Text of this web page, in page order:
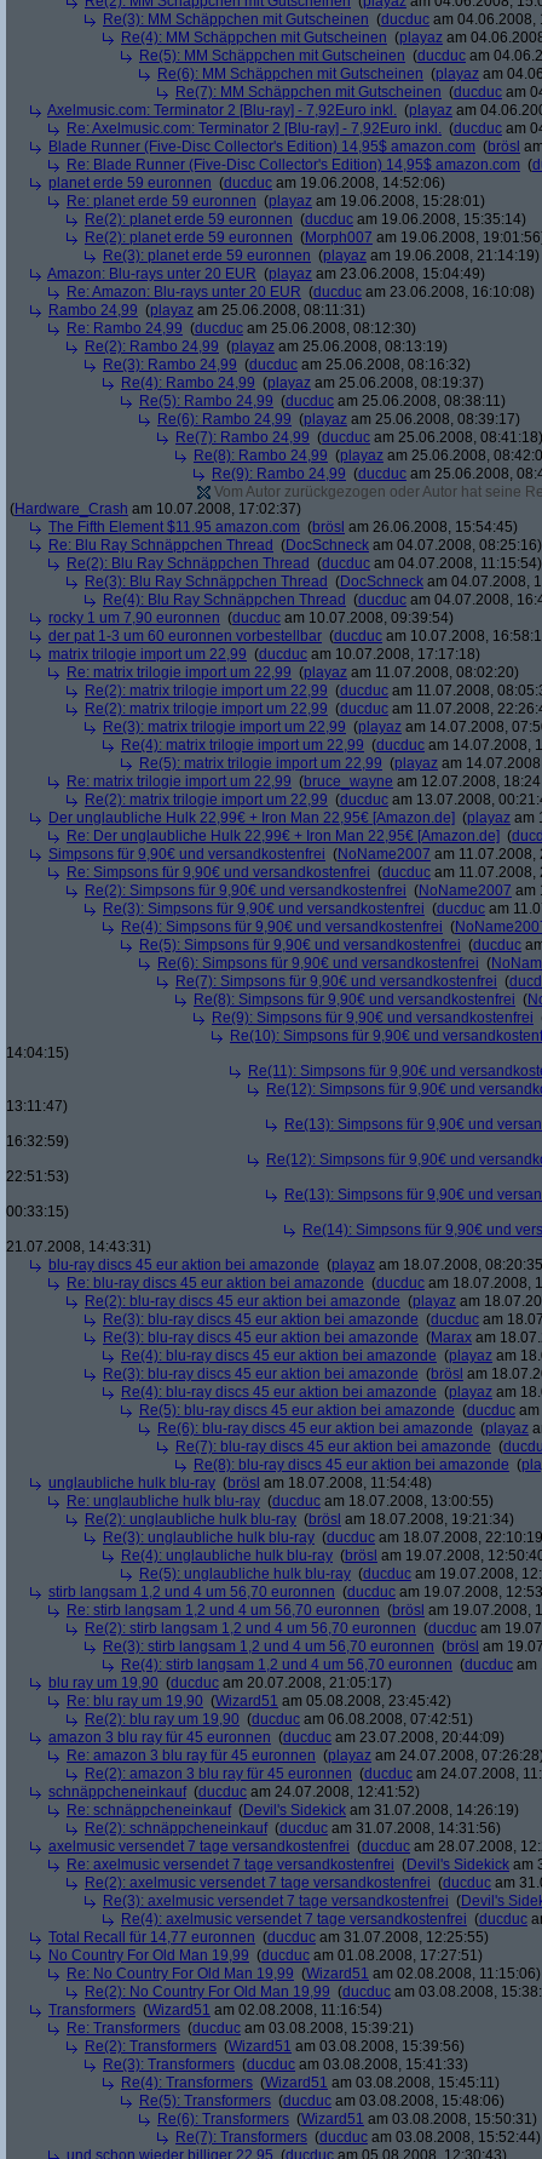
Re(3): MM Schäppchen mit Gutscheinen (ducduc am 04.06.2008,
Re(4): MM Schäppchen mit Gutscheinen (playaz am
Re(5): MM Schäppchen mit Gutscheinen (ducduc am
Re(6): MM Schäppchen mit Gutscheinen (playaz am
Re(7): MM Schäppchen mit Gutscheinen (ducduc am
Axelmusic.com: Terminator 2 [Blu-ray] - 7,92Euro inkl. (playaz am
Re: Axelmusic.com: Terminator 2 [Blu-ray] - 7,92Euro inkl. (ducduc am
Blade Runner (Five-Disc Collector's Edition) 14,95$ amazon.com (brösl
Re: Blade Runner (Five-Disc Collector's Edition) 14,95$ amazon.com (
planet erde 59 euronnen (ducduc am 19.06.2008, 14:52:06)
Re: planet erde 59 euronnen (playaz am 19.06.2008, 15:28:01)
Re(2): planet erde 59 euronnen (ducduc am 19.06.2008, 15:35:14)
Re(2): planet erde 59 euronnen (Morph007 am 19.06.2008,
Re(3): planet erde 59 euronnen (playaz am 19.06.2008, 21:14:19)
Amazon: Blu-rays unter 20 EUR (playaz am 23.06.2008, 15:04:49)
Re: Amazon: Blu-rays unter 20 EUR (ducduc am 23.06.2008, 16:10:08)
Rambo 24,99 (playaz am 25.06.2008, 08:11:31)
Re: Rambo 24,99 (ducduc am 25.06.2008, 08:12:30)
Re(2): Rambo 24,99 (playaz am 25.06.2008, 08:13:19)
Re(3): Rambo 24,99 (ducduc am 25.06.2008, 08:16:32)
Re(4): Rambo 24,99 (playaz am 25.06.2008, 08:19:37)
Re(5): Rambo 24,99 (ducduc am 25.06.2008, 08:38:11)
Re(6): Rambo 24,99 (playaz am 25.06.2008, 08:39:17)
Re(7): Rambo 24,99 (ducduc am 25.06.2008, 08:41:18)
Re(8): Rambo 24,99 (playaz am 25.06.2008,
Re(9): Rambo 24,99 (ducduc am 25.06.2008,
Vom Autor zurückgezogen oder Autor hat seine
(Hardware_Crash am 10.07.2008, 17:02:37)
The Fifth Element $11.95 amazon.com (brösl am 26.06.2008, 15:54:45)
Re: Blu Ray Schnäppchen Thread (DocSchneck am 04.07.2008, 08:25:16)
Re(2): Blu Ray Schnäppchen Thread (ducduc am 04.07.2008, 11:15:54)
Re(3): Blu Ray Schnäppchen Thread (DocSchneck am 04.07.2008,
Re(4): Blu Ray Schnäppchen Thread (ducduc am 04.07.2008,
rocky 1 um 7,90 euronnen (ducduc am 10.07.2008, 09:39:54)
der pat 1-3 um 60 euronnen vorbestellbar (ducduc am 10.07.2008,
matrix trilogie import um 22,99 (ducduc am 10.07.2008, 17:17:18)
Re: matrix trilogie import um 22,99 (playaz am 11.07.2008, 08:02:20)
Re(2): matrix trilogie import um 22,99 (ducduc am 11.07.2008,
Re(2): matrix trilogie import um 22,99 (ducduc am 11.07.2008,
Re(3): matrix trilogie import um 22,99 (playaz am 14.07.2008,
Re(4): matrix trilogie import um 22,99 (ducduc am 14.07.2008,
Re(5): matrix trilogie import um 22,99 (playaz am
Re: matrix trilogie import um 22,99 (bruce_wayne am 12.07.2008,
Re(2): matrix trilogie import um 22,99 (ducduc am 13.07.2008,
Der unglaubliche Hulk 22,99€ + Iron Man 22,95€ [Amazon.de] (playaz am
Re: Der unglaubliche Hulk 22,99€ + Iron Man 22,95€ [Amazon.de] (
Simpsons für 9,90€ und versandkostenfrei (NoName2007 am 11.07.2008,
Re: Simpsons für 9,90€ und versandkostenfrei (ducduc am 11.07.2008,
Re(2): Simpsons für 9,90€ und versandkostenfrei (NoName2007 am
Re(3): Simpsons für 9,90€ und versandkostenfrei (ducduc am
Re(4): Simpsons für 9,90€ und versandkostenfrei (
Re(5): Simpsons für 9,90€ und versandkostenfrei (ducduc
Re(6): Simpsons für 9,90€ und versandkostenfrei (
Re(7): Simpsons für 9,90€ und versandkostenfrei (
Re(8): Simpsons für 9,90€ und versandkostenfrei (
Re(9): Simpsons für 9,90€ und versandkostenfrei
Re(10): Simpsons für 9,90€ und
14:04:15)
Re(11): Simpsons für 9,90€ und
Re(12): Simpsons für 9,90€ und
13:11:47)
Re(13): Simpsons für 9,90€ und
16:32:59)
Re(12): Simpsons für 9,90€ und
22:51:53)
Re(13): Simpsons für 9,90€ und
00:33:15)
Re(14): Simpsons für 9,90€ und
21.07.2008, 14:43:31)
blu-ray discs 45 eur aktion bei amazonde (playaz am 18.07.2008,
Re: blu-ray discs 45 eur aktion bei amazonde (ducduc am 18.07.2008,
Re(2): blu-ray discs 45 eur aktion bei amazonde (playaz am
Re(3): blu-ray discs 45 eur aktion bei amazonde (ducduc am
Re(3): blu-ray discs 45 eur aktion bei amazonde (Marax am
Re(4): blu-ray discs 45 eur aktion bei amazonde (playaz am
Re(3): blu-ray discs 45 eur aktion bei amazonde (brösl am
Re(4): blu-ray discs 45 eur aktion bei amazonde (playaz am
Re(5): blu-ray discs 45 eur aktion bei amazonde (ducduc
Re(6): blu-ray discs 45 eur aktion bei amazonde (playaz
Re(7): blu-ray discs 45 eur aktion bei amazonde (
Re(8): blu-ray discs 45 eur aktion bei amazonde (
unglaubliche hulk blu-ray (brösl am 18.07.2008, 11:54:48)
Re: unglaubliche hulk blu-ray (ducduc am 18.07.2008, 13:00:55)
Re(2): unglaubliche hulk blu-ray (brösl am 18.07.2008, 19:21:34)
Re(3): unglaubliche hulk blu-ray (ducduc am 18.07.2008,
Re(4): unglaubliche hulk blu-ray (brösl am 19.07.2008,
Re(5): unglaubliche hulk blu-ray (ducduc am 19.07.2008,
stirb langsam 1,2 und 4 um 56,70 euronnen (ducduc am 19.07.2008,
Re: stirb langsam 1,2 und 4 um 56,70 euronnen (brösl am 19.07.2008,
Re(2): stirb langsam 1,2 und 4 um 56,70 euronnen (ducduc am
Re(3): stirb langsam 1,2 und 4 um 56,70 euronnen (brösl am
Re(4): stirb langsam 1,2 und 4 um 56,70 euronnen (ducduc am
blu ray um 19,90 (ducduc am 20.07.2008, 21:05:17)
Re: blu ray um 19,90 (Wizard51 am 05.08.2008, 23:45:42)
Re(2): blu ray um 19,90 (ducduc am 06.08.2008, 07:42:51)
amazon 3 blu ray für 45 euronnen (ducduc am 23.07.2008, 20:44:09)
Re: amazon 3 blu ray für 45 euronnen (playaz am 24.07.2008,
Re(2): amazon 3 blu ray für 45 euronnen (ducduc am 24.07.2008,
schnäppcheneinkauf(ducduc am 24.07.2008, 12:41:52)
Re: schnäppcheneinkauf(Devil's Sidekick am 31.07.2008, 14:26:19)
Re(2): schnäppcheneinkauf(ducduc am 31.07.2008, 14:31:56)
axelmusic versendet 7 tage versandkostenfrei (ducduc am 28.07.2008,
Re: axelmusic versendet 7 tage versandkostenfrei (Devil's Sidekick am
Re(2): axelmusic versendet 7 tage versandkostenfrei (ducduc am
Re(3): axelmusic versendet 7 tage versandkostenfrei (Devil's
Re(4): axelmusic versendet 7 tage versandkostenfrei (ducduc
Total Recall für 14,77 euronnen (ducduc am 31.07.2008, 12:25:55)
No Country For Old Man 19,99 (ducduc am 01.08.2008, 17:27:51)
Re: No Country For Old Man 19,99 (Wizard51 am 02.08.2008, 11:15:06)
Re(2): No Country For Old Man 19,99 (ducduc am 03.08.2008,
Transformers (Wizard51 am 02.08.2008, 11:16:54)
Re: Transformers (ducduc am 03.08.2008, 15:39:21)
Re(2): Transformers (Wizard51 am 03.08.2008, 15:39:56)
Re(3): Transformers (ducduc am 03.08.2008, 15:41:33)
Re(4): Transformers (Wizard51 am 03.08.2008, 15:45:11)
Re(5): Transformers (ducduc am 03.08.2008, 15:48:06)
Re(6): Transformers (Wizard51 am 03.08.2008, 15:50:31)
Re(7): Transformers (ducduc am 03.08.2008, 15:52:44)
und schon wieder billiger 22,95 (ducduc am 05.08.2008, 12:30:43)